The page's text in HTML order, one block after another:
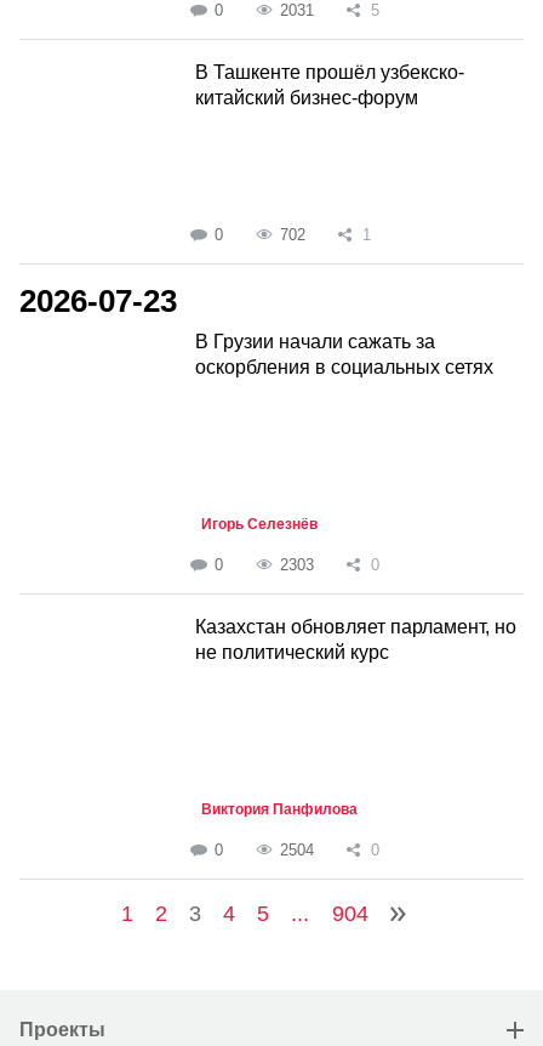
0 2031 5
В Ташкенте прошёл узбекско-
китайский бизнес-форум
0 702 1
2026-07-23
В Грузии начали сажать за
оскорбления в социальных сетях
Игорь Селезнёв
0 2303 0
Казахстан обновляет парламент, но
не политический курс
Виктория Панфилова
0 2504 0
1 2 3 4 5 ... 904
Проекты